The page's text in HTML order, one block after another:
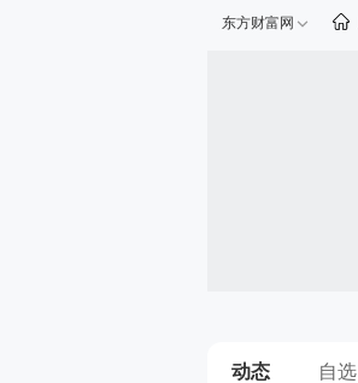
东方财富网
动态 自选